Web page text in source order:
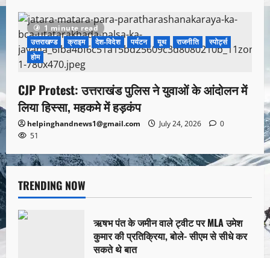
1 minute read
उत्तराखण्ड
क्राइम देश-विदेश पर्यटन यूथ राजनीति
स्पोर्ट्स
होम
CJP Protest: उत्तराखंड पुलिस ने युवाओं के आंदोलन में
लिया हिस्सा, महकमे में हड़कंप
helpinghandnews1@gmail.com July 24, 2026
0
51
TRENDING NOW
ऋषभ पंत के जमीन वाले ट्वीट पर MLA उमेश
कुमार की प्रतिक्रिया, बोले- सीएम से सीधे कर
सकते थे बात